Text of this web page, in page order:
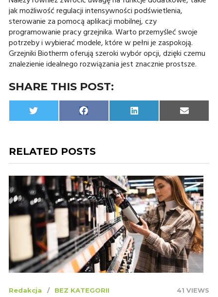
jak możliwość regulacji intensywności podświetlenia,
sterowanie za pomocą aplikacji mobilnej, czy
programowanie pracy grzejnika. Warto przemyśleć swoje
potrzeby i wybierać modele, które w pełni je zaspokoją.
Grzejniki Biotherm oferują szeroki wybór opcji, dzięki czemu
znalezienie idealnego rozwiązania jest znacznie prostsze.
SHARE THIS POST:
Share
on
Share
on
Facebook Share
on
LinkedIn Share
on
Email
RELATED POSTS
Redakcja BEZ KATEGORII 41 VIEWS